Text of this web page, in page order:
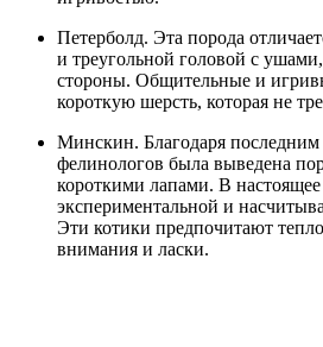
Петерболд. Эта порода
и треугольной головой с
стороны. Общительные и
короткую шерсть, которая не
Минскин. Благодаря
фелинологов была выведена
короткими лапами. В
экспериментальной и
Эти котики предпочитают
внимания и ласки.